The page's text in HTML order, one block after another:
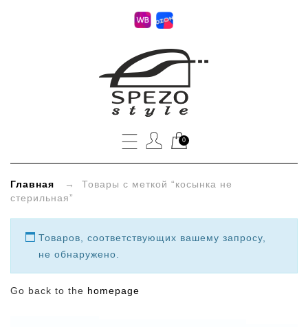
0
Главная → Товары с меткой “косынка не
стерильная”
Товаров, соответствующих вашему запросу,
не обнаружено.
Go back to the homepage